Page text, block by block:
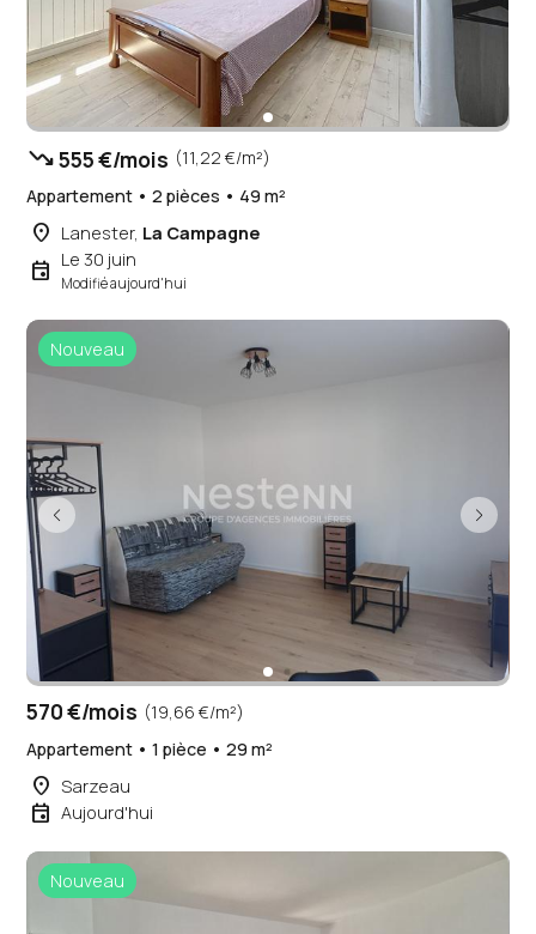
trending_down555 €/mois (11,22 €/m²)
Appartement • 2 pièces • 49 m²
place Lanester, La Campagne
event Le 30 juin
Modifié aujourd'hui
Nouveau
570 €/mois (19,66 €/m²)
Appartement • 1 pièce • 29 m²
place Sarzeau
event Aujourd'hui
Nouveau